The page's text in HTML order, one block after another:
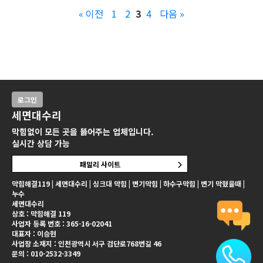
« 이전 1 2 3 4 다음 »
막힘해결119 | 세면대수리 | 싱크대 막힘 | 변기막힘 | 하수구막힘 | 변기 막혔을때 |
누수
세면대수리
상호 : 막힘해결 119
사업자 등록 번호 : 365-16-02041
대표자 : 이승현
사업장 소재지 : 인천광역시 서구 검단로768번길 46
문의 : 010-2532-3349
로그인
세면대수리
막힘없이 모든 곳을 뚫어주는 업체입니다.
실시간 상담 가능
패밀리 사이트